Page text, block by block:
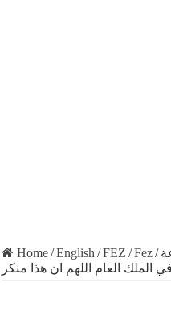
Home/English /FEZ /Fez/
العام اللهم ان هذا منكر